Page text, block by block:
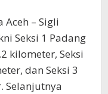
– Sigli
Seksi 1 Padang
kilometer, Seksi
dan Seksi 3
Selanjutnya